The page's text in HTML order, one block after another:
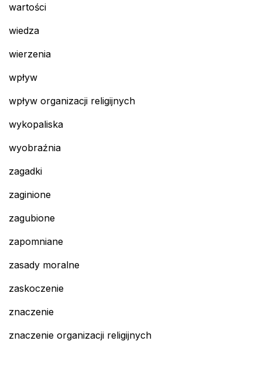
wartości
wiedza
wierzenia
wpływ
wpływ organizacji religijnych
wykopaliska
wyobraźnia
zagadki
zaginione
zagubione
zapomniane
zasady moralne
zaskoczenie
znaczenie
znaczenie organizacji religijnych